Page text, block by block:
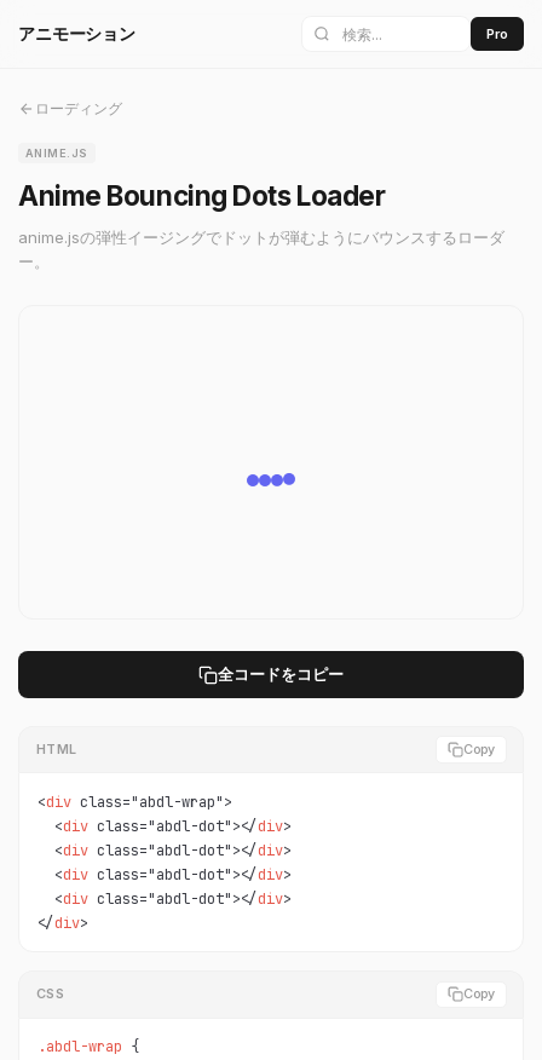
アニモーション Pro
ローディング
ANIME.JS
Anime Bouncing Dots Loader
anime.jsの弾性イージングでドットが弾むようにバウンスするローダ
ー。
全コードをコピー
HTML Copy
<div class="abdl-wrap">
  <
div class="abdl-dot"></div>
  <
div class="abdl-dot"></div>
  <
div class="abdl-dot"></div>
  <
div class="abdl-dot"></div>
</div>
CSS Copy
.abdl-wrap